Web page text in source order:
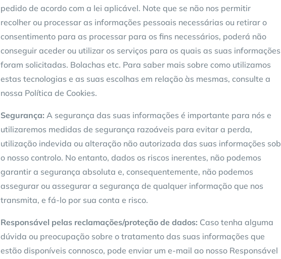
pedido de acordo com a lei aplicável. Note que se não nos permitir
recolher ou processar as informações pessoais necessárias ou retirar o
consentimento para as processar para os fins necessários, poderá não
conseguir aceder ou utilizar os serviços para os quais as suas informações
foram solicitadas. Bolachas etc. Para saber mais sobre como utilizamos
estas tecnologias e as suas escolhas em relação às mesmas, consulte a
nossa Política de Cookies.
Segurança: A segurança das suas informações é importante para nós e
utilizaremos medidas de segurança razoáveis ​​para evitar a perda,
utilização indevida ou alteração não autorizada das suas informações sob
o nosso controlo. No entanto, dados os riscos inerentes, não podemos
garantir a segurança absoluta e, consequentemente, não podemos
assegurar ou assegurar a segurança de qualquer informação que nos
transmita, e fá-lo por sua conta e risco.
Responsável pelas reclamações/proteção de dados: Caso tenha alguma
dúvida ou preocupação sobre o tratamento das suas informações que
estão disponíveis connosco, pode enviar um e-mail ao nosso Responsável